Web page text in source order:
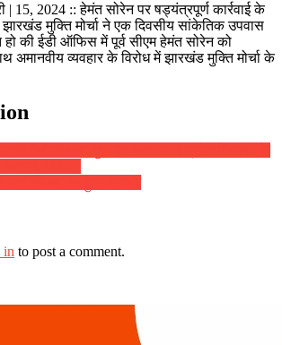
| 15, 2024 :: हेमंत सोरेन पर षड्यंत्रपूर्ण कार्रवाई के
झारखंड मुक्ति मोर्चा ने एक दिवसीय सांकेतिक उपवास
हो की ईडी ऑफिस में पूर्व सीएम हेमंत सोरेन को
व्यवहार के विरोध में झारखंड मुक्ति मोर्चा के
in to post a comment.